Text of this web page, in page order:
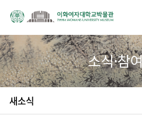
소식·참
새소식